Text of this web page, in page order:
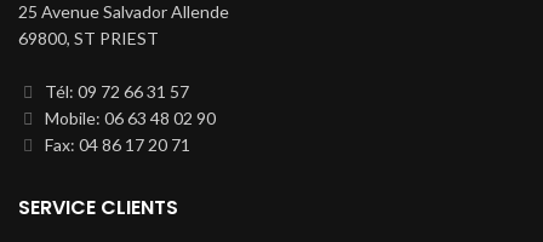
25 Avenue Salvador Allende
69800, ST PRIEST
Tél: 09 72 66 31 57
Mobile: 06 63 48 02 90
Fax: 04 86 17 20 71
SERVICE CLIENTS